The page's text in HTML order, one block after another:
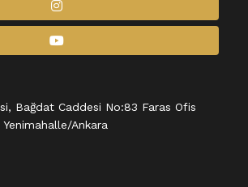
Bağdat Caddesi No:83 Faras Ofis
Ankara